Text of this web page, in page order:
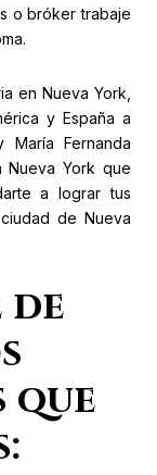
o bróker trabaje
en Nueva York,
y España a
María Fernanda
Nueva York que
a lograr tus
de Nueva
de
que